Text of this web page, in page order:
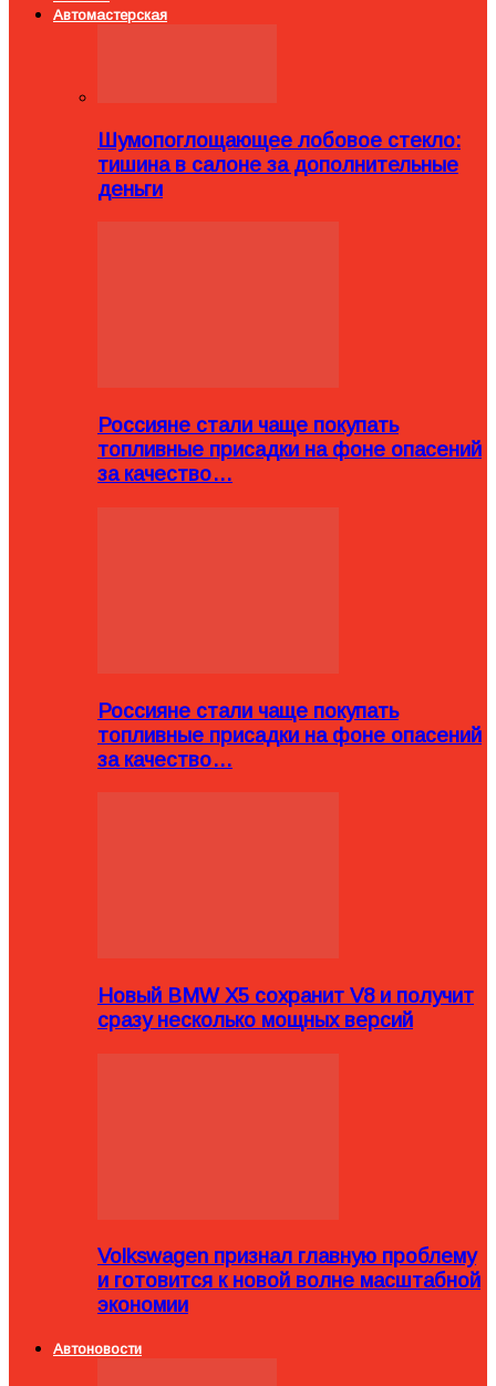
Автомастерская
Шумопоглощающее лобовое стекло:
тишина в салоне за дополнительные
деньги
Россияне стали чаще покупать
топливные присадки на фоне опасений
за качество…
Россияне стали чаще покупать
топливные присадки на фоне опасений
за качество…
Новый BMW X5 сохранит V8 и получит
сразу несколько мощных версий
Volkswagen признал главную проблему
и готовится к новой волне масштабной
экономии
Автоновости